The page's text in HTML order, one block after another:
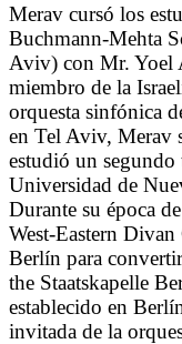
Merav cursó los
Buchmann-Mehta
Aviv) con Mr. Yoel
miembro de la
orquesta sinfónica
en Tel Aviv, Merav
estudió un
Universidad de
Durante su época
West-Eastern Divan
Berlín para
the Staatskapelle
establecido en
invitada de la